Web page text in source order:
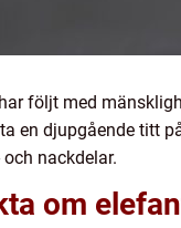
följt med
en djupgående titt
nackdelar.
om